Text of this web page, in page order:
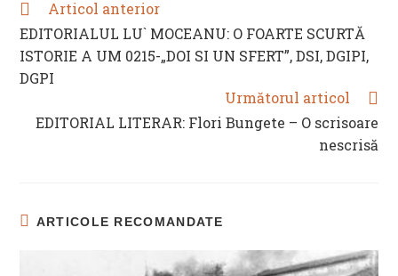
READ
ARTICLES
Articol anterior
EDITORIALUL LU` MOCEANU: O FOARTE SCURTĂ
ISTORIE A UM 0215-„DOI SI UN SFERT”, DSI, DGIPI,
DGPI
Următorul articol
EDITORIAL LITERAR: Flori Bungete – O scrisoare
nescrisă
ARTICOLE RECOMANDATE